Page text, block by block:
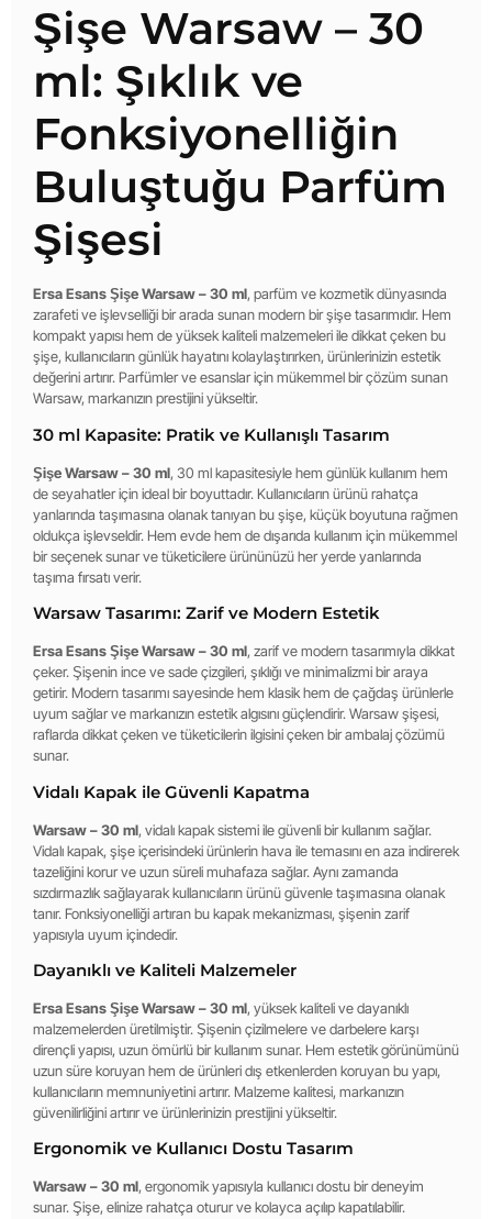
Şişe Warsaw – 30
ml: Şıklık ve
Fonksiyonelliğin
Buluştuğu Parfüm
Şişesi
Ersa Esans Şişe Warsaw – 30 ml, parfüm ve kozmetik dünyasında
zarafeti ve işlevselliği bir arada sunan modern bir şişe tasarımıdır. Hem
kompakt yapısı hem de yüksek kaliteli malzemeleri ile dikkat çeken bu
şişe, kullanıcıların günlük hayatını kolaylaştırırken, ürünlerinizin estetik
değerini artırır. Parfümler ve esanslar için mükemmel bir çözüm sunan
Warsaw, markanızın prestijini yükseltir.
30 ml Kapasite: Pratik ve Kullanışlı Tasarım
Şişe Warsaw – 30 ml, 30 ml kapasitesiyle hem günlük kullanım hem
de seyahatler için ideal bir boyuttadır. Kullanıcıların ürünü rahatça
yanlarında taşımasına olanak tanıyan bu şişe, küçük boyutuna rağmen
oldukça işlevseldir. Hem evde hem de dışarıda kullanım için mükemmel
bir seçenek sunar ve tüketicilere ürününüzü her yerde yanlarında
taşıma fırsatı verir.
Warsaw Tasarımı: Zarif ve Modern Estetik
Ersa Esans Şişe Warsaw – 30 ml, zarif ve modern tasarımıyla dikkat
çeker. Şişenin ince ve sade çizgileri, şıklığı ve minimalizmi bir araya
getirir. Modern tasarımı sayesinde hem klasik hem de çağdaş ürünlerle
uyum sağlar ve markanızın estetik algısını güçlendirir. Warsaw şişesi,
raflarda dikkat çeken ve tüketicilerin ilgisini çeken bir ambalaj çözümü
sunar.
Vidalı Kapak ile Güvenli Kapatma
Warsaw – 30 ml, vidalı kapak sistemi ile güvenli bir kullanım sağlar.
Vidalı kapak, şişe içerisindeki ürünlerin hava ile temasını en aza indirerek
tazeliğini korur ve uzun süreli muhafaza sağlar. Aynı zamanda
sızdırmazlık sağlayarak kullanıcıların ürünü güvenle taşımasına olanak
tanır. Fonksiyonelliği artıran bu kapak mekanizması, şişenin zarif
yapısıyla uyum içindedir.
Dayanıklı ve Kaliteli Malzemeler
Ersa Esans Şişe Warsaw – 30 ml, yüksek kaliteli ve dayanıklı
malzemelerden üretilmiştir. Şişenin çizilmelere ve darbelere karşı
dirençli yapısı, uzun ömürlü bir kullanım sunar. Hem estetik görünümünü
uzun süre koruyan hem de ürünleri dış etkenlerden koruyan bu yapı,
kullanıcıların memnuniyetini artırır. Malzeme kalitesi, markanızın
güvenilirliğini artırır ve ürünlerinizin prestijini yükseltir.
Ergonomik ve Kullanıcı Dostu Tasarım
Warsaw – 30 ml, ergonomik yapısıyla kullanıcı dostu bir deneyim
sunar. Şişe, elinize rahatça oturur ve kolayca açılıp kapatılabilir.